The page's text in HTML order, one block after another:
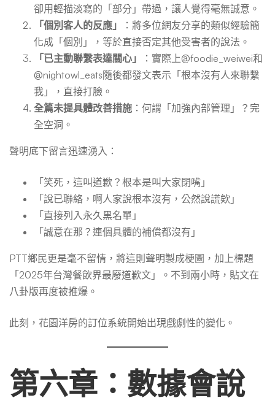
卻用輕描淡寫的「部分」帶過，讓人覺得毫無誠意。
「個別客人的反應」
：將多位網友分享的類似經驗簡
化成「個別」，等於直接否定其他受害者的說法。
「已主動聯繫表達關心」
：實際上@foodie_weiwei和
@nightowl_eats隨後都發文表示「根本沒有人來聯繫
我」，直接打臉。
全篇未提具體改善措施 ：何謂「加強內部管理」？完
全空洞。
聲明底下留言迅速湧入：
「笑死，這叫道歉？根本是叫大家閉嘴」
「說已聯絡，啊人家說根本沒有，公然說謊欸」
「直接列入永久黑名單」
「誠意在那？連個具體的補償都沒有」
PTT鄉民更是毫不留情，將這則聲明製成梗圖，加上標題
「2025年台灣餐飲界最廢道歉文」。不到兩小時，貼文在
八卦版再度被推爆。
此刻，花園洋房的訂位系統開始出現戲劇性的變化。
第六章：數據會說